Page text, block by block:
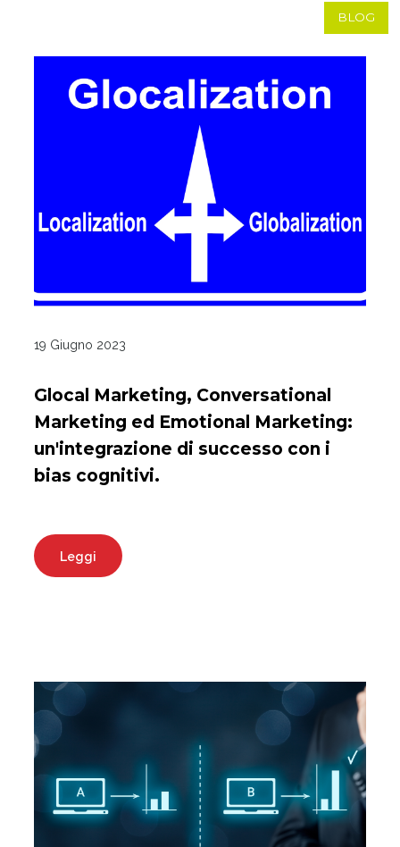
BLOG
19 Giugno 2023
Glocal Marketing, Conversational
Marketing ed Emotional Marketing:
un'integrazione di successo con i
bias cognitivi.
Leggi